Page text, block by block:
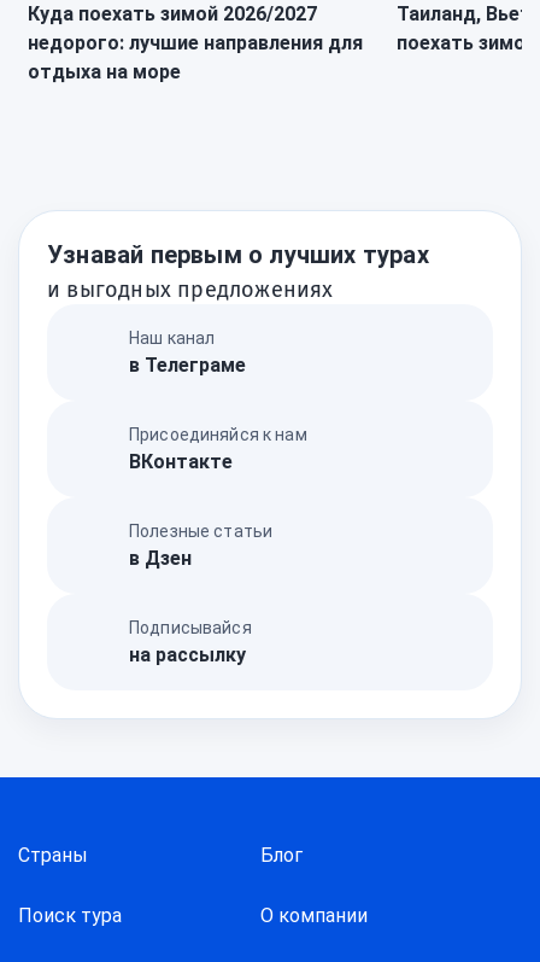
Куда поехать зимой 2026/2027
недорого: лучшие направления для
отдыха на море
Таиланд,
поехать зимой
Узнавай первым о лучших турах
и выгодных предложениях
Наш канал
в Телеграме
Присоединяйся к нам
ВКонтакте
Полезные статьи
в Дзен
Подписывайся
на рассылку
Страны
Поиск тура
Блог
О компании